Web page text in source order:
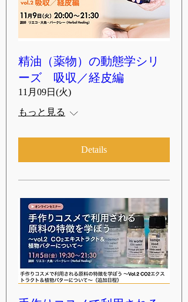
精油（薬物）の動態学シリ
ーズ 吸収／経皮編
11月09日(火)
もっと見る
Details